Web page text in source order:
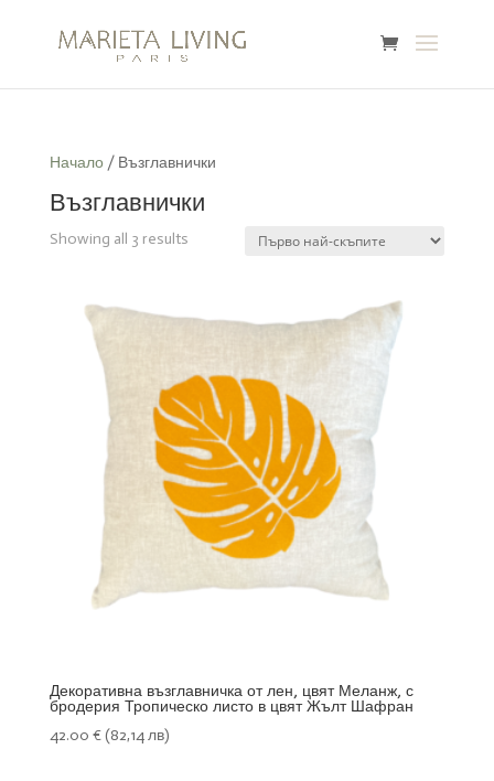
Начало/ Възглавнички
Възглавнички
Showing all 3 resultsSorted
high
Декоративна възглавничка от лен, цвят Меланж, с
бродерия Тропическо листо в цвят Жълт Шафран
42.00 €(82,14 лв)